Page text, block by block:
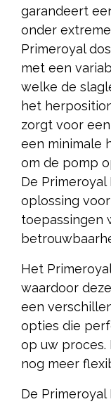
garandeert
onder
Primeroyal
met een
welke de
het
zorgt voor
een minimale
om de pomp
De Primeroyal
oplossing
toepassingen
Het
waardoor
een
opties die
op uw proces.
nog meer
De